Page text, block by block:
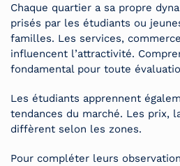
Chaque quartier a sa propre
prisés par les étudiants ou
familles. Les services,
influencent l’attractivité.
fondamental pour toute
Les étudiants apprennent
tendances du marché. Les prix,
diffèrent selon les zones.
Pour compléter leurs